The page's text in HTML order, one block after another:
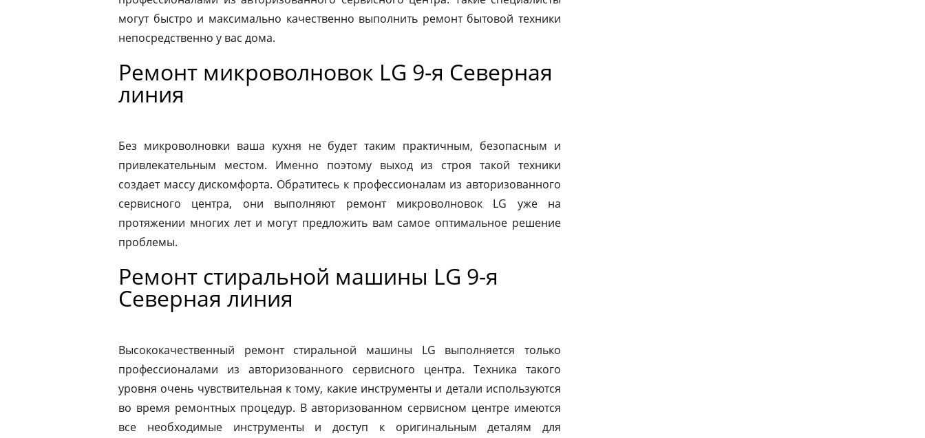
могут быстро и максимально качественно выполнить ремонт бытовой техники
непосредственно у вас дома.
Ремонт микроволновок LG 9-я Северная
линия
Без микроволновки ваша кухня не будет таким практичным, безопасным и
привлекательным местом. Именно поэтому выход из строя такой техники
создает массу дискомфорта. Обратитесь к профессионалам из авторизованного
сервисного центра, они выполняют ремонт микроволновок LG уже на
протяжении многих лет и могут предложить вам самое оптимальное решение
проблемы.
Ремонт стиральной машины LG 9-я
Северная линия
Высококачественный ремонт стиральной машины LG выполняется только
профессионалами из авторизованного сервисного центра. Техника такого
уровня очень чувствительная к тому, какие инструменты и детали используются
во время ремонтных процедур. В авторизованном сервисном центре имеются
все необходимые инструменты и доступ к оригинальным деталям для